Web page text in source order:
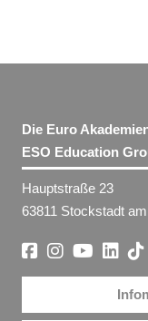
Die Euro
ESO Education
Hauptstraße 23
63811 Stockstadt